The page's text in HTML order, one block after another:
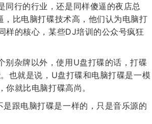
同行的行业，还是同样傻逼的夜店总
比电脑打碟技术高，他们认为电脑打
样的核心，某些DJ培训的公众号疯狂
别杂牌以外，使用U盘打碟的话，打碟
也就是说，U盘打碟和电脑打碟是一模
就比电脑打碟高尚。
跟电脑打碟是一样的，只是音乐源的